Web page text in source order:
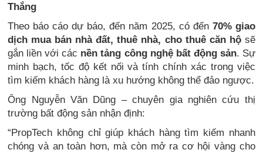
Thắng
Theo báo cáo dự báo, đến năm 2025, có đến 70% giao
dịch mua bán nhà đất, thuê nhà, cho thuê căn hộsẽ
gắn liền với các nền tảng công nghệ bất động sản. Sự
minh bạch, tốc độ kết nối và tính chính xác trong việc
tìm kiếm khách hàng là xu hướng không thể đảo ngược.
Ông Nguyễn Văn Dũng – chuyên gia nghiên cứu thị
trường bất động sản nhận định:
“PropTech không chỉ giúp khách hàng tìm kiếm nhanh
chóng và an toàn hơn, mà còn mở ra cơ hội vàng cho